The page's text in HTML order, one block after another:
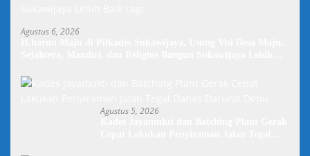
Agustus 6, 2026
Agustus 5, 2026